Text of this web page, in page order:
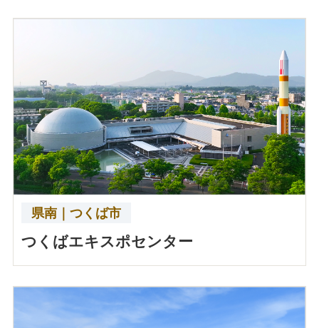
県南｜つくば市
つくばエキスポセンター